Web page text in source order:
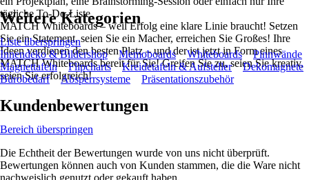
tägliche To-Do-Liste.
MATCH Whiteboards – weil Erfolg eine klare Linie braucht! Setzen
Sie ein Statement, seien Sie ein Macher, erreichen Sie Großes! Ihre
Ideen verdienen den besten Platz – und der ist jetzt in Form eines
MATCH Whiteboards bereit für Sie! Greifen Sie zu, seien Sie kreativ,
seien Sie erfolgreich!
Weitere Kategorien
Liste überspringen
Innendeko & Bildershop
Memoboards Whiteboards
Pinnwände
Magnettafeln
Flipcharts Kreidetafeln & Aufsteller
Dekomagnete
Bürobedarf
Absperrsysteme Präsentationszubehör
Kundenbewertungen
Bereich überspringen
Die Echtheit der Bewertungen wurde von uns nicht überprüft.
Bewertungen können auch von Kunden stammen, die die Ware nicht
nachweislich genutzt oder gekauft haben.